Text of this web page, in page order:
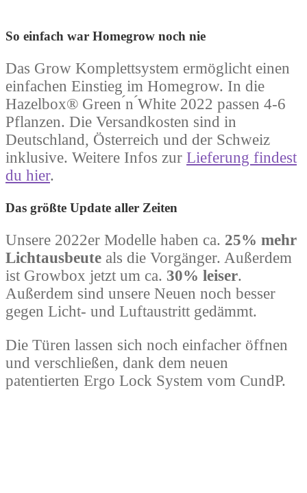
So einfach war Homegrow noch nie
Das Grow Komplettsystem ermöglicht einen
einfachen Einstieg im Homegrow. In die
Hazelbox® Green ́n ́White 2022 passen 4-6
Pflanzen. Die Versandkosten sind in
Deutschland, Österreich und der Schweiz
inklusive. Weitere Infos zur Lieferung findest
du hier.
Das größte Update aller Zeiten
Unsere 2022er Modelle haben ca. 25% mehr
Lichtausbeute als die Vorgänger. Außerdem
ist Growbox jetzt um ca. 30% leiser.
Außerdem sind unsere Neuen noch besser
gegen Licht- und Luftaustritt gedämmt.
Die Türen lassen sich noch einfacher öffnen
und verschließen, dank dem neuen
patentierten Ergo Lock System vom CundP.